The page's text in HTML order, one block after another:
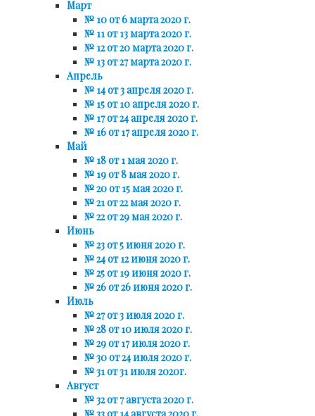
Март
№ 10 от 6 марта 2020 г.
№ 11 от 13 марта 2020 г.
№ 12 от 20 марта 2020 г.
№ 13 от 27 марта 2020 г.
Апрель
№ 14 от 3 апреля 2020 г.
№ 15 от 10 апреля 2020 г.
№ 17 от 24 апреля 2020 г.
№ 16 от 17 апреля 2020 г.
Май
№ 18 от 1 мая 2020 г.
№ 19 от 8 мая 2020 г.
№ 20 от 15 мая 2020 г.
№ 21 от 22 мая 2020 г.
№ 22 от 29 мая 2020 г.
Июнь
№ 23 от 5 июня 2020 г.
№ 24 от 12 июня 2020 г.
№ 25 от 19 июня 2020 г.
№ 26 от 26 июня 2020 г.
Июль
№ 27 от 3 июля 2020 г.
№ 28 от 10 июля 2020 г.
№ 29 от 17 июля 2020 г.
№ 30 от 24 июля 2020 г.
№ 31 от 31 июля 2020г.
Август
№ 32 от 7 августа 2020 г.